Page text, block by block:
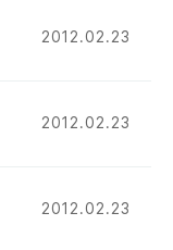
2012.02.23
2012.02.23
2012.02.23